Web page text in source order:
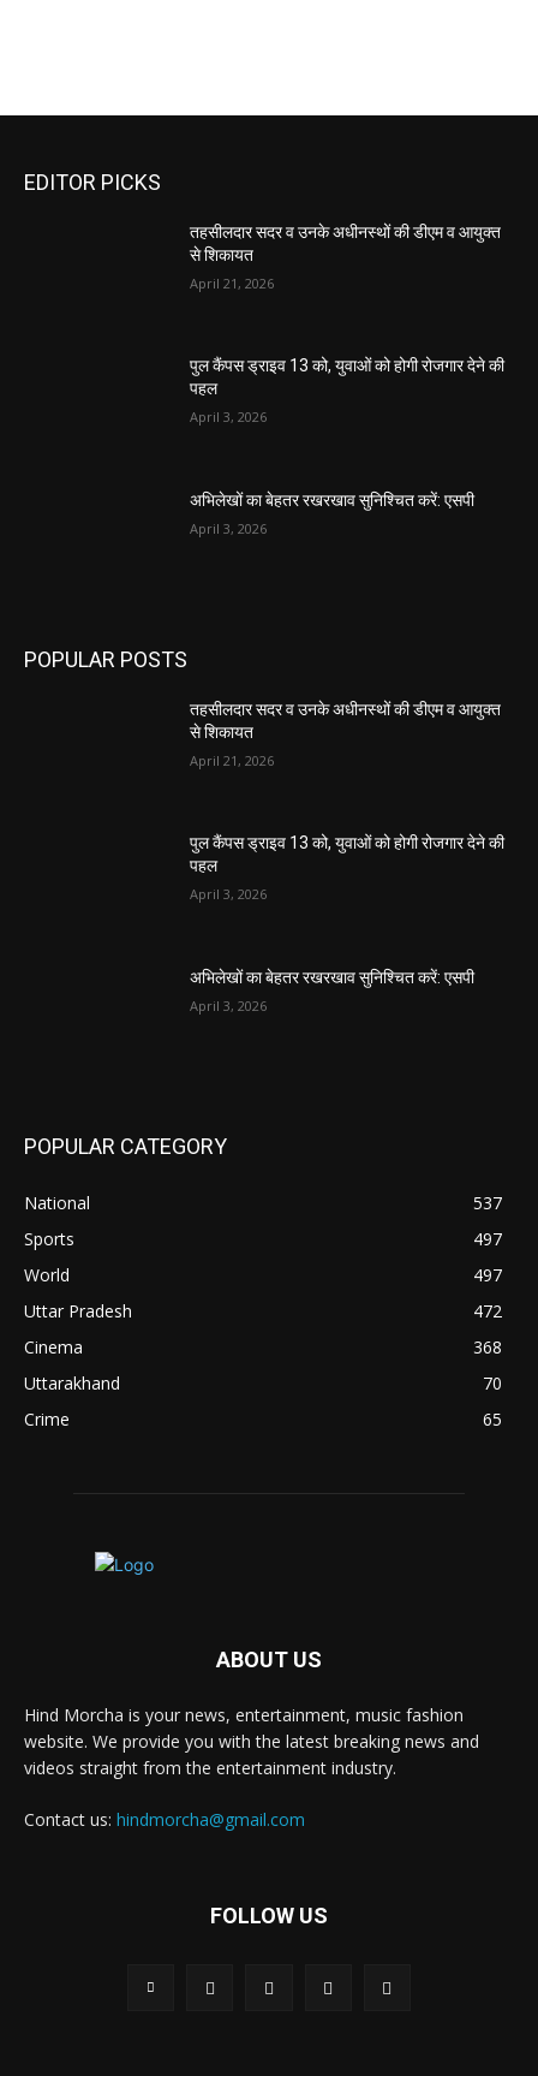
EDITOR PICKS
तहसीलदार सदर व उनके अधीनस्थों की डीएम व आयुक्त
से शिकायत
April 21, 2026
पुल कैंपस ड्राइव 13 को, युवाओं को होगी रोजगार देने की
पहल
April 3, 2026
अभिलेखों का बेहतर रखरखाव सुनिश्चित करें: एसपी
April 3, 2026
POPULAR POSTS
तहसीलदार सदर व उनके अधीनस्थों की डीएम व आयुक्त
से शिकायत
April 21, 2026
पुल कैंपस ड्राइव 13 को, युवाओं को होगी रोजगार देने की
पहल
April 3, 2026
अभिलेखों का बेहतर रखरखाव सुनिश्चित करें: एसपी
April 3, 2026
POPULAR CATEGORY
National
537
Sports
497
World
497
Uttar Pradesh
472
Cinema
368
Uttarakhand
70
Crime
65
ABOUT US
Hind Morcha is your news, entertainment, music fashion
website. We provide you with the latest breaking news and
videos straight from the entertainment industry.
Contact us: hindmorcha@gmail.com
FOLLOW US